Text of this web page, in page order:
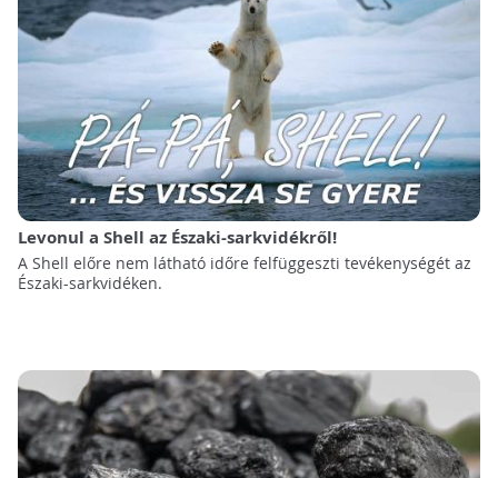
Levonul a Shell az Északi-sarkvidékről!
A Shell előre nem látható időre felfüggeszti tevékenységét az
Északi-sarkvidéken.